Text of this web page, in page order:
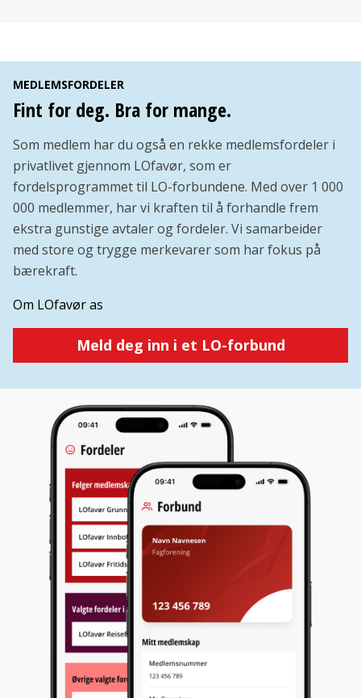
MEDLEMSFORDELER
Fint for deg. Bra for mange.
Som medlem har du også en rekke medlemsfordeler i
privatlivet gjennom LOfavør, som er
fordelsprogrammet til LO-forbundene. Med over 1 000
000 medlemmer, har vi kraften til å forhandle frem
ekstra gunstige avtaler og fordeler. Vi samarbeider
med store og trygge merkevarer som har fokus på
bærekraft.
Om LOfavør as
Meld deg inn i et LO-forbund